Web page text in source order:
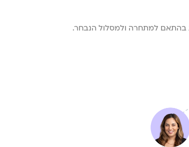
בהתאם למתחרה ולמסלול הנבחר.